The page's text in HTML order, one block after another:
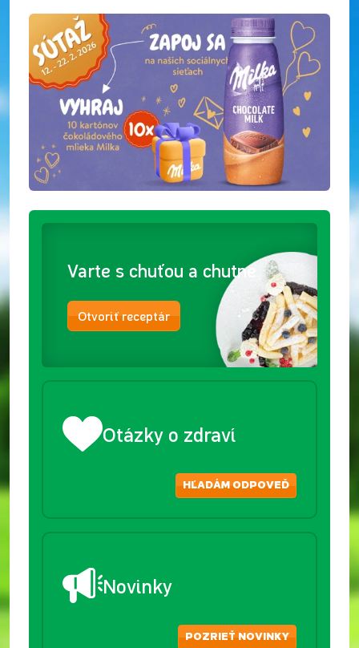
Varte s chuťou a chutne
Otvoriť receptár
Otázky o zdraví
HĽADÁM ODPOVEĎ
Novinky
POZRIEŤ NOVINKY